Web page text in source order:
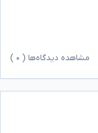
مشاهده دیدگاه‌ها ( ۰